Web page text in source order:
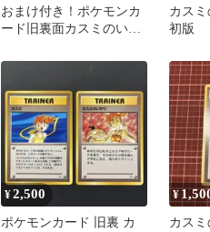
おまけ付き！ポケモンカ
ード旧裏面カスミのいか
カス
初版
¥2,500
ポケモンカード 旧裏 カ
¥
カス